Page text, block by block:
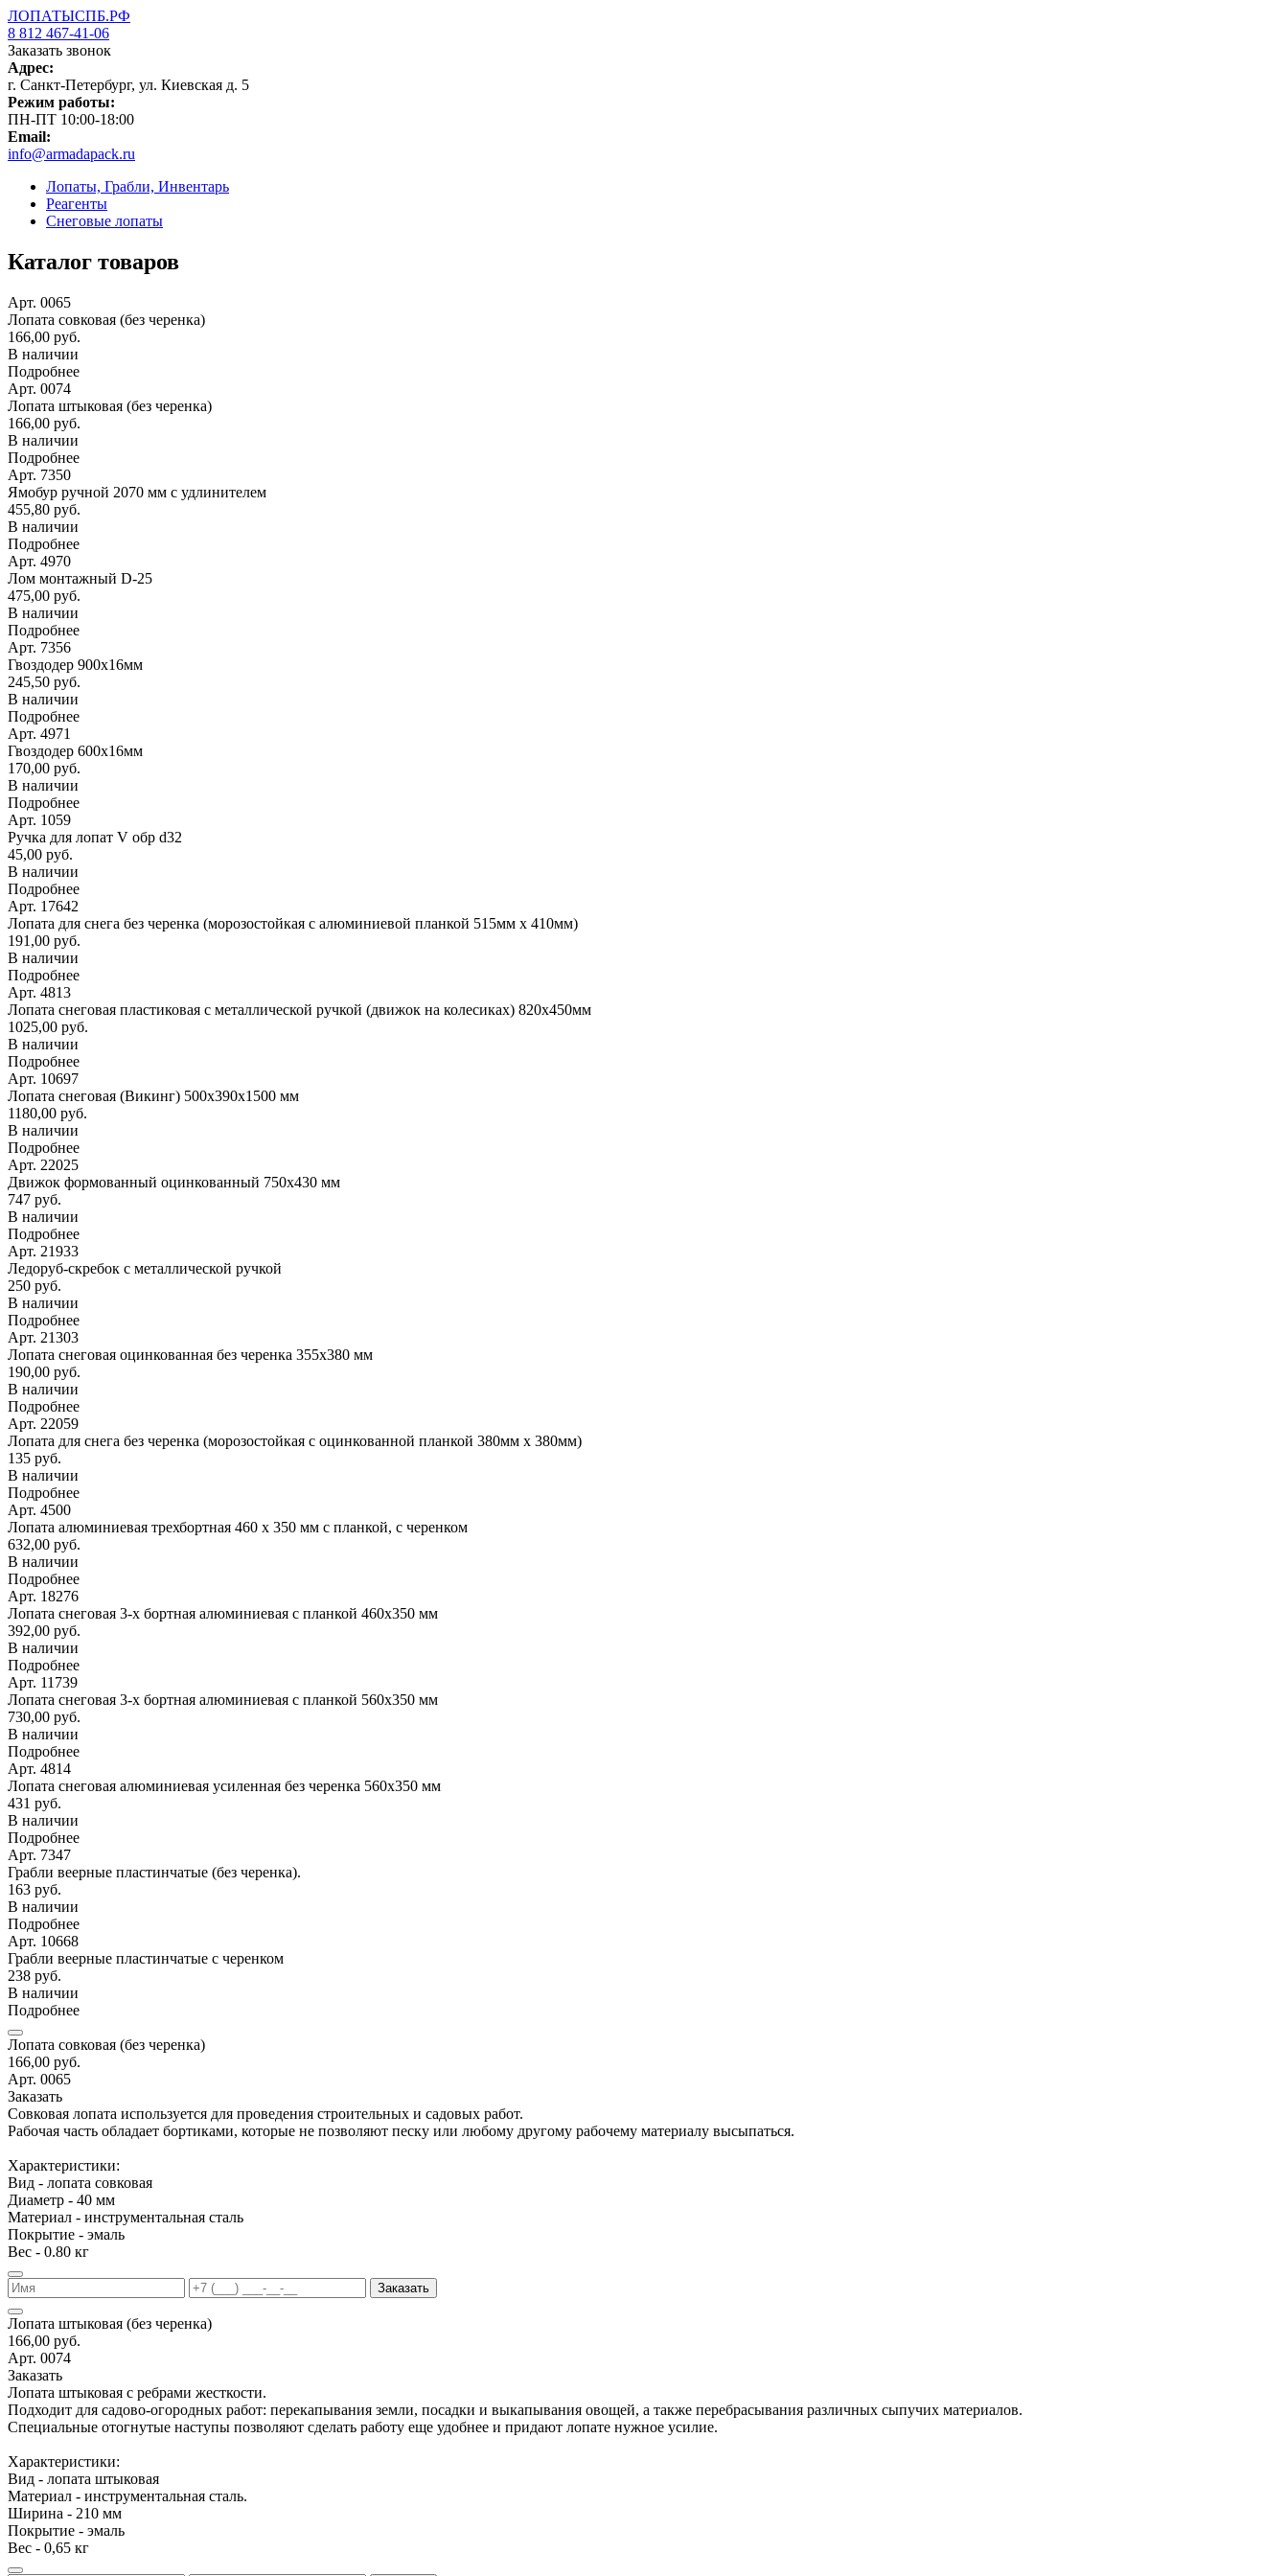
ЛОПАТЫСПБ.РФ
8 812 467-41-06
Заказать звонок
Адрес:
г. Санкт-Петербург, ул. Киевская д. 5
Режим работы:
ПН-ПТ 10:00-18:00
Email:
info@armadapack.ru
Лопаты, Грабли, Инвентарь
Реагенты
Снеговые лопаты
Каталог товаров
Арт. 0065
Лопата совковая (без черенка)
166,00 руб.
В наличии
Подробнее
Арт. 0074
Лопата штыковая (без черенка)
166,00 руб.
В наличии
Подробнее
Арт. 7350
Ямобур ручной 2070 мм с удлинителем
455,80 руб.
В наличии
Подробнее
Арт. 4970
Лом монтажный D-25
475,00 руб.
В наличии
Подробнее
Арт. 7356
Гвоздодер 900х16мм
245,50 руб.
В наличии
Подробнее
Арт. 4971
Гвоздодер 600х16мм
170,00 руб.
В наличии
Подробнее
Арт. 1059
Ручка для лопат V обр d32
45,00 руб.
В наличии
Подробнее
Арт. 17642
Лопата для снега без черенка (морозостойкая с алюминиевой планкой 515мм х 410мм)
191,00 руб.
В наличии
Подробнее
Арт. 4813
Лопата снеговая пластиковая с металлической ручкой (движок на колесиках) 820х450мм
1025,00 руб.
В наличии
Подробнее
Арт. 10697
Лопата снеговая (Викинг) 500х390х1500 мм
1180,00 руб.
В наличии
Подробнее
Арт. 22025
Движок формованный оцинкованный 750х430 мм
747 руб.
В наличии
Подробнее
Арт. 21933
Ледоруб-скребок с металлической ручкой
250 руб.
В наличии
Подробнее
Арт. 21303
Лопата снеговая оцинкованная без черенка 355х380 мм
190,00 руб.
В наличии
Подробнее
Арт. 22059
Лопата для снега без черенка (морозостойкая с оцинкованной планкой 380мм х 380мм)
135 руб.
В наличии
Подробнее
Арт. 4500
Лопата алюминиевая трехбортная 460 х 350 мм с планкой, с черенком
632,00 руб.
В наличии
Подробнее
Арт. 18276
Лопата снеговая 3-х бортная алюминиевая с планкой 460х350 мм
392,00 руб.
В наличии
Подробнее
Арт. 11739
Лопата снеговая 3-х бортная алюминиевая с планкой 560х350 мм
730,00 руб.
В наличии
Подробнее
Арт. 4814
Лопата снеговая алюминиевая усиленная без черенка 560х350 мм
431 руб.
В наличии
Подробнее
Арт. 7347
Грабли веерные пластинчатые (без черенка).
163 руб.
В наличии
Подробнее
Арт. 10668
Грабли веерные пластинчатые с черенком
238 руб.
В наличии
Подробнее
Лопата совковая (без черенка)
166,00 руб.
Арт. 0065
Заказать
Совковая лопата используется для проведения строительных и садовых работ.
Рабочая часть обладает бортиками, которые не позволяют песку или любому другому рабочему материалу высыпаться.
Характеристики:
Вид - лопата совковая
Диаметр - 40 мм
Материал - инструментальная сталь
Покрытие - эмаль
Вес - 0.80 кг
Заказать
Лопата штыковая (без черенка)
166,00 руб.
Арт. 0074
Заказать
Лопата штыковая с ребрами жесткости.
Подходит для садово-огородных работ: перекапывания земли, посадки и выкапывания овощей, а также перебрасывания различных сыпучих материалов.
Специальные отогнутые наступы позволяют сделать работу еще удобнее и придают лопате нужное усилие.
Характеристики:
Вид - лопата штыковая
Материал - инструментальная сталь.
Ширина - 210 мм
Покрытие - эмаль
Вес - 0,65 кг